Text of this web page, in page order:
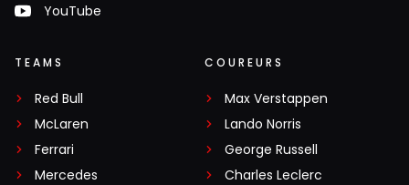
YouTube
TEAMS
Red Bull
McLaren
Ferrari
Mercedes
COUREURS
Max Verstappen
Lando Norris
George Russell
Charles Leclerc